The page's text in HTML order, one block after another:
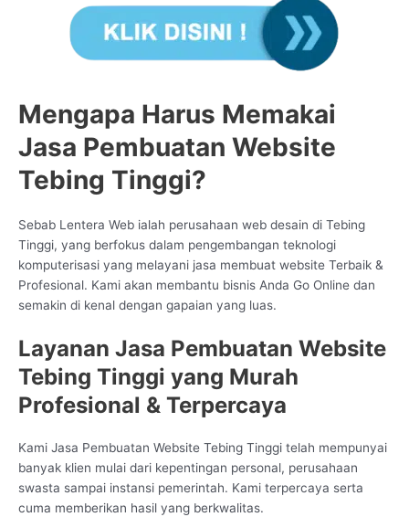
Mengapa Harus Memakai
Jasa Pembuatan Website
Tebing Tinggi?
Sebab Lentera Web ialah perusahaan web desain di Tebing
Tinggi, yang berfokus dalam pengembangan teknologi
komputerisasi yang melayani jasa membuat website Terbaik &
Profesional. Kami akan membantu bisnis Anda Go Online dan
semakin di kenal dengan gapaian yang luas.
Layanan Jasa Pembuatan Website
Tebing Tinggi yang Murah
Profesional & Terpercaya
Kami Jasa Pembuatan Website Tebing Tinggi telah mempunyai
banyak klien mulai dari kepentingan personal, perusahaan
swasta sampai instansi pemerintah. Kami terpercaya serta
cuma memberikan hasil yang berkwalitas.
CS Lenteraweb
Online